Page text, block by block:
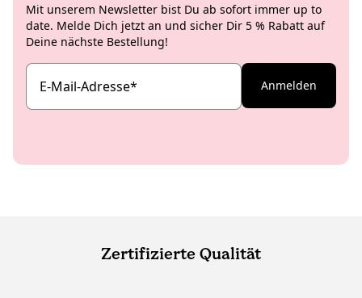
Mit unserem Newsletter bist Du ab sofort immer up to
date. Melde Dich jetzt an und sicher Dir 5 % Rabatt auf
Deine nächste Bestellung!
E-Mail-Adresse* Anmelden
Zertifizierte Qualität